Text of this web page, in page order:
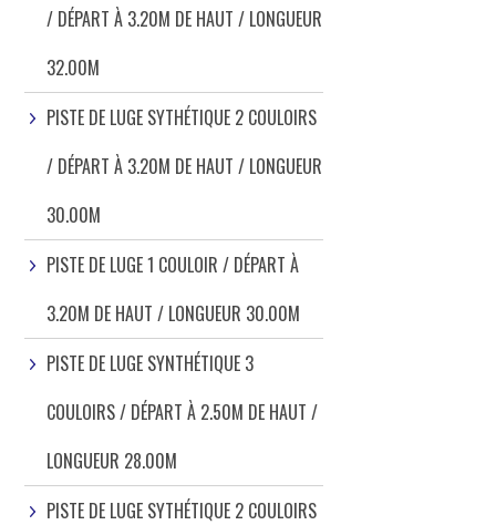
/ DÉPART À 3.20M DE HAUT / LONGUEUR
32.00M
PISTE DE LUGE SYTHÉTIQUE 2 COULOIRS
/ DÉPART À 3.20M DE HAUT / LONGUEUR
30.00M
PISTE DE LUGE 1 COULOIR / DÉPART À
3.20M DE HAUT / LONGUEUR 30.00M
PISTE DE LUGE SYNTHÉTIQUE 3
COULOIRS / DÉPART À 2.50M DE HAUT /
LONGUEUR 28.00M
PISTE DE LUGE SYTHÉTIQUE 2 COULOIRS